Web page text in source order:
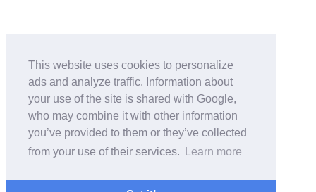
This website uses cookies to personalize
ads and analyze traffic. Information about
your use of the site is shared with Google,
who may combine it with other information
you’ve provided to them or they’ve collected
from your use of their services.
Learn more